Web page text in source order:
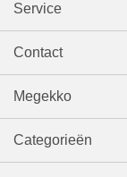
Service
Contact
Megekko
Categorieën